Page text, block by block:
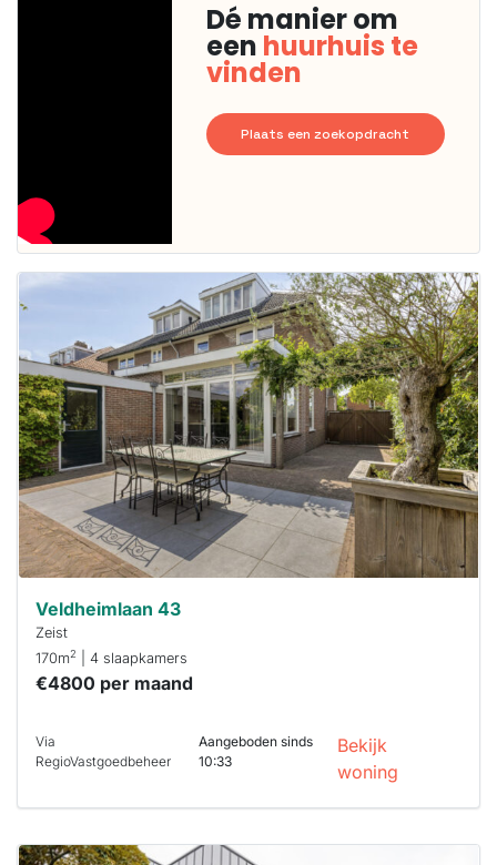
Dé manier om
een huurhuis te
vinden
Plaats een zoekopdracht
waarschijnlijk
al verhuurd
Om kans te
maken moet je
binnen 15
minuten
reageren.
Stekkies helpt
je hierbij!
Veldheimlaan 43
Zeist
170m2 | 4 slaapkamers
€4800 per maand
Via
RegioVastgoedbeheer
Aangeboden sinds
10:33
Bekijk
woning